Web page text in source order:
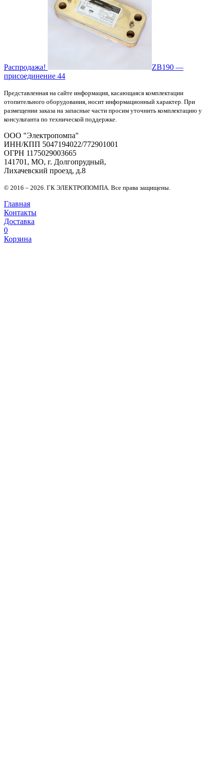
Распродажа!
ZB190 —
присоединение 44
Представленная на сайте информация, касающаяся комплектации
отопительного оборудования, носит информационный характер. При
размещении заказа на запасные части просим уточнить комплектацию у
консультанта по технической поддержке.
OOO "Электропомпа"
ИНН/КПП 5047194022/772901001
ОГРН 1175029003665
141701, МО, г. Долгопрудный,
Лихачевский проезд, д.8
© 2016 – 2026. ГК ЭЛЕКТРОПОМПА. Все права защищены.
Главная
Контакты
Доставка
0
Корзина